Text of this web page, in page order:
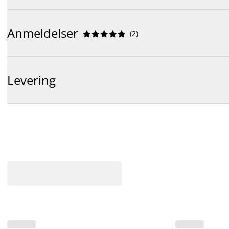
Anmeldelser 




 (2)
Levering